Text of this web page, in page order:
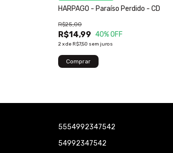
HARPAGO - Paraíso Perdido - CD
R$14,99
R$25,00
40% OFF
2xde R$7,50 sem juros
5554992347542
54992347542